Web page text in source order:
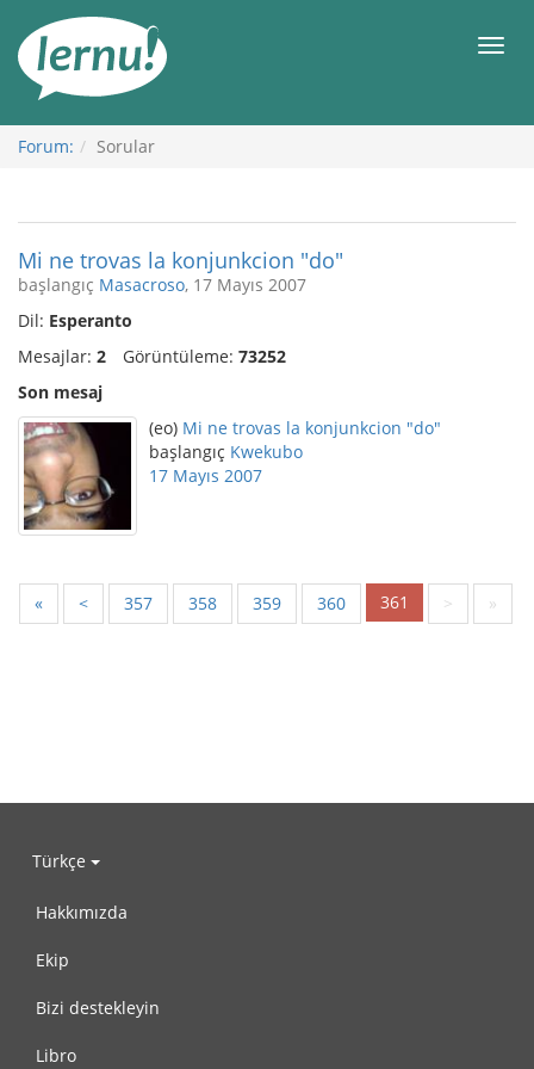
Görüntüleme
Forum: Sorular
Mi ne trovas la konjunkcion "do"
başlangıç Masacroso, 17 Mayıs 2007
Dil: Esperanto
Mesajlar: 2 Görüntüleme: 73252
Son mesaj
(eo) Mi ne trovas la konjunkcion "do"
başlangıç Kwekubo
17 Mayıs 2007
« < 357 358 359 360 361 > »
Türkçe
Hakkımızda
Ekip
Bizi destekleyin
Libro